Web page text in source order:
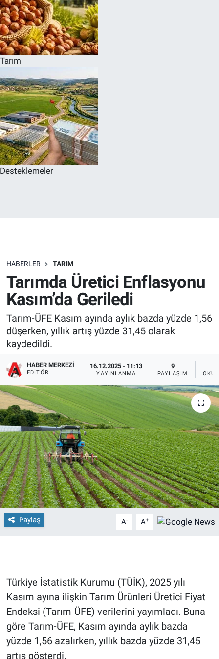
Tarım
Desteklemeler
HABERLER TARIM
Tarımda Üretici Enflasyonu
Kasım’da Geriledi
Tarım-ÜFE Kasım ayında aylık bazda yüzde 1,56
düşerken, yıllık artış yüzde 31,45 olarak
kaydedildi.
HABER MERKEZI
EDITÖR
16.12.2025 - 11:13
YAYINLANMA
9
PAYLAŞIM
Paylaş A- A+
Türkiye İstatistik Kurumu (TÜİK), 2025 yılı
Kasım ayına ilişkin Tarım Ürünleri Üretici Fiyat
Endeksi (Tarım-ÜFE) verilerini yayımladı. Buna
göre Tarım-ÜFE, Kasım ayında aylık bazda
yüzde 1,56 azalırken, yıllık bazda yüzde 31,45
artış gösterdi.